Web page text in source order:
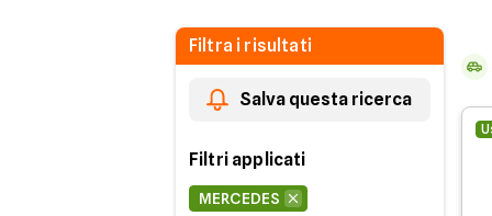
Per la tua nuova Mercedes, scegli la
Dai un'occhiata anche alle offerte su
Filtra i risultati
Salva questa ricerca
Filtri applicati
MERCEDES